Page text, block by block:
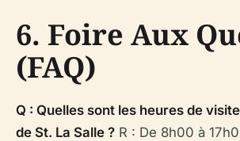
6. Foire Aux
(FAQ)
Q : Quelles sont les heures de
de St. La Salle ? R : De 8h00 à